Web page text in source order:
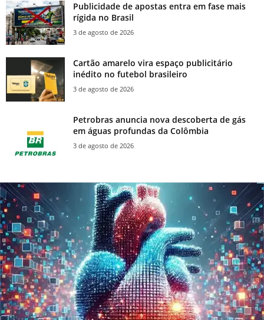
Publicidade de apostas entra em fase mais
rígida no Brasil
3 de agosto de 2026
Cartão amarelo vira espaço publicitário
inédito no futebol brasileiro
3 de agosto de 2026
Petrobras anuncia nova descoberta de gás
em águas profundas da Colômbia
3 de agosto de 2026